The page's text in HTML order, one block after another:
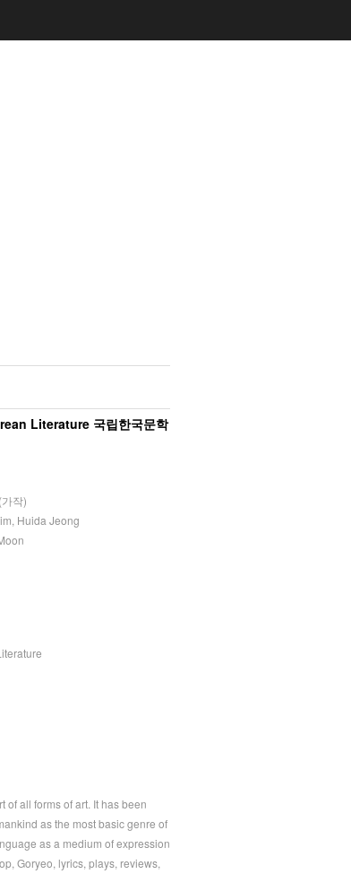
Literature 국립한국문학
작)
Huida Jeong
of all forms of art. It has been
as the most basic genre of
as a medium of expression
Goryeo, lyrics, plays, reviews,